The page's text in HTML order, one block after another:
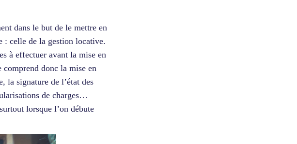
dans le but de le mettre en
: celle de la gestion locative.
à effectuer avant la mise en
donc la mise en
la signature de l’état des
de charges…
lorsque l’on débute